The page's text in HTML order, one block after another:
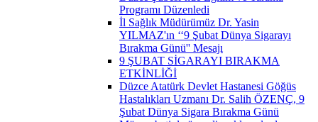
Programı Düzenledi
İl Sağlık Müdürümüz Dr. Yasin
YILMAZ'ın ‘‘9 Şubat Dünya Sigarayı
Bırakma Günü'' Mesajı
9 ŞUBAT SİGARAYI BIRAKMA
ETKİNLİĞİ
Düzce Atatürk Devlet Hastanesi Göğüs
Hastalıkları Uzmanı Dr. Salih ÖZENÇ, 9
Şubat Dünya Sigara Bırakma Günü